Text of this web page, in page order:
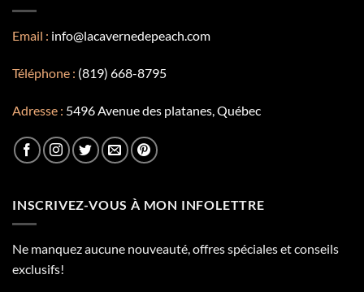
Email : info@lacavernedepeach.com
Téléphone : (819) 668-8795
Adresse : 5496 Avenue des platanes, Québec
INSCRIVEZ-VOUS À MON INFOLETTRE
Ne manquez aucune nouveauté, offres spéciales et conseils
exclusifs!